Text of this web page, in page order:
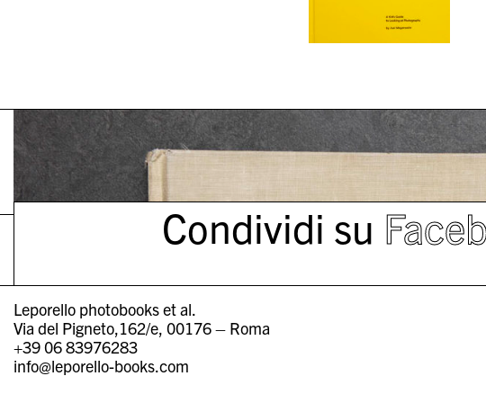
Condividi su
Leporello photobooks et al.
Via del Pigneto,162/e, 00176 – Roma
+39 06 83976283
info@leporello-books.com